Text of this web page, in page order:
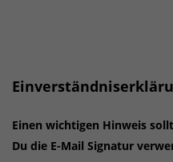
Einen wichtigen Hinweis
Du die E-Mail Signatur